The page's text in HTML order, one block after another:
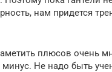
нам придется
плюсов очень
минус. Не надо быть